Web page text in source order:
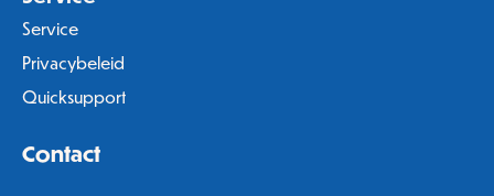
Service
Privacybeleid
Quicksupport
Contact